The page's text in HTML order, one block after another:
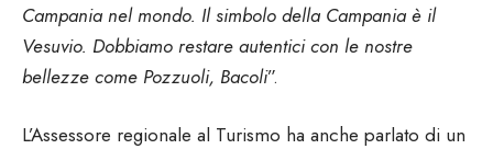
Campania nel mondo. Il simbolo della Campania è il
Vesuvio. Dobbiamo restare autentici con le nostre
bellezze come Pozzuoli, Bacoli”.
L’Assessore regionale al Turismo ha anche parlato di un